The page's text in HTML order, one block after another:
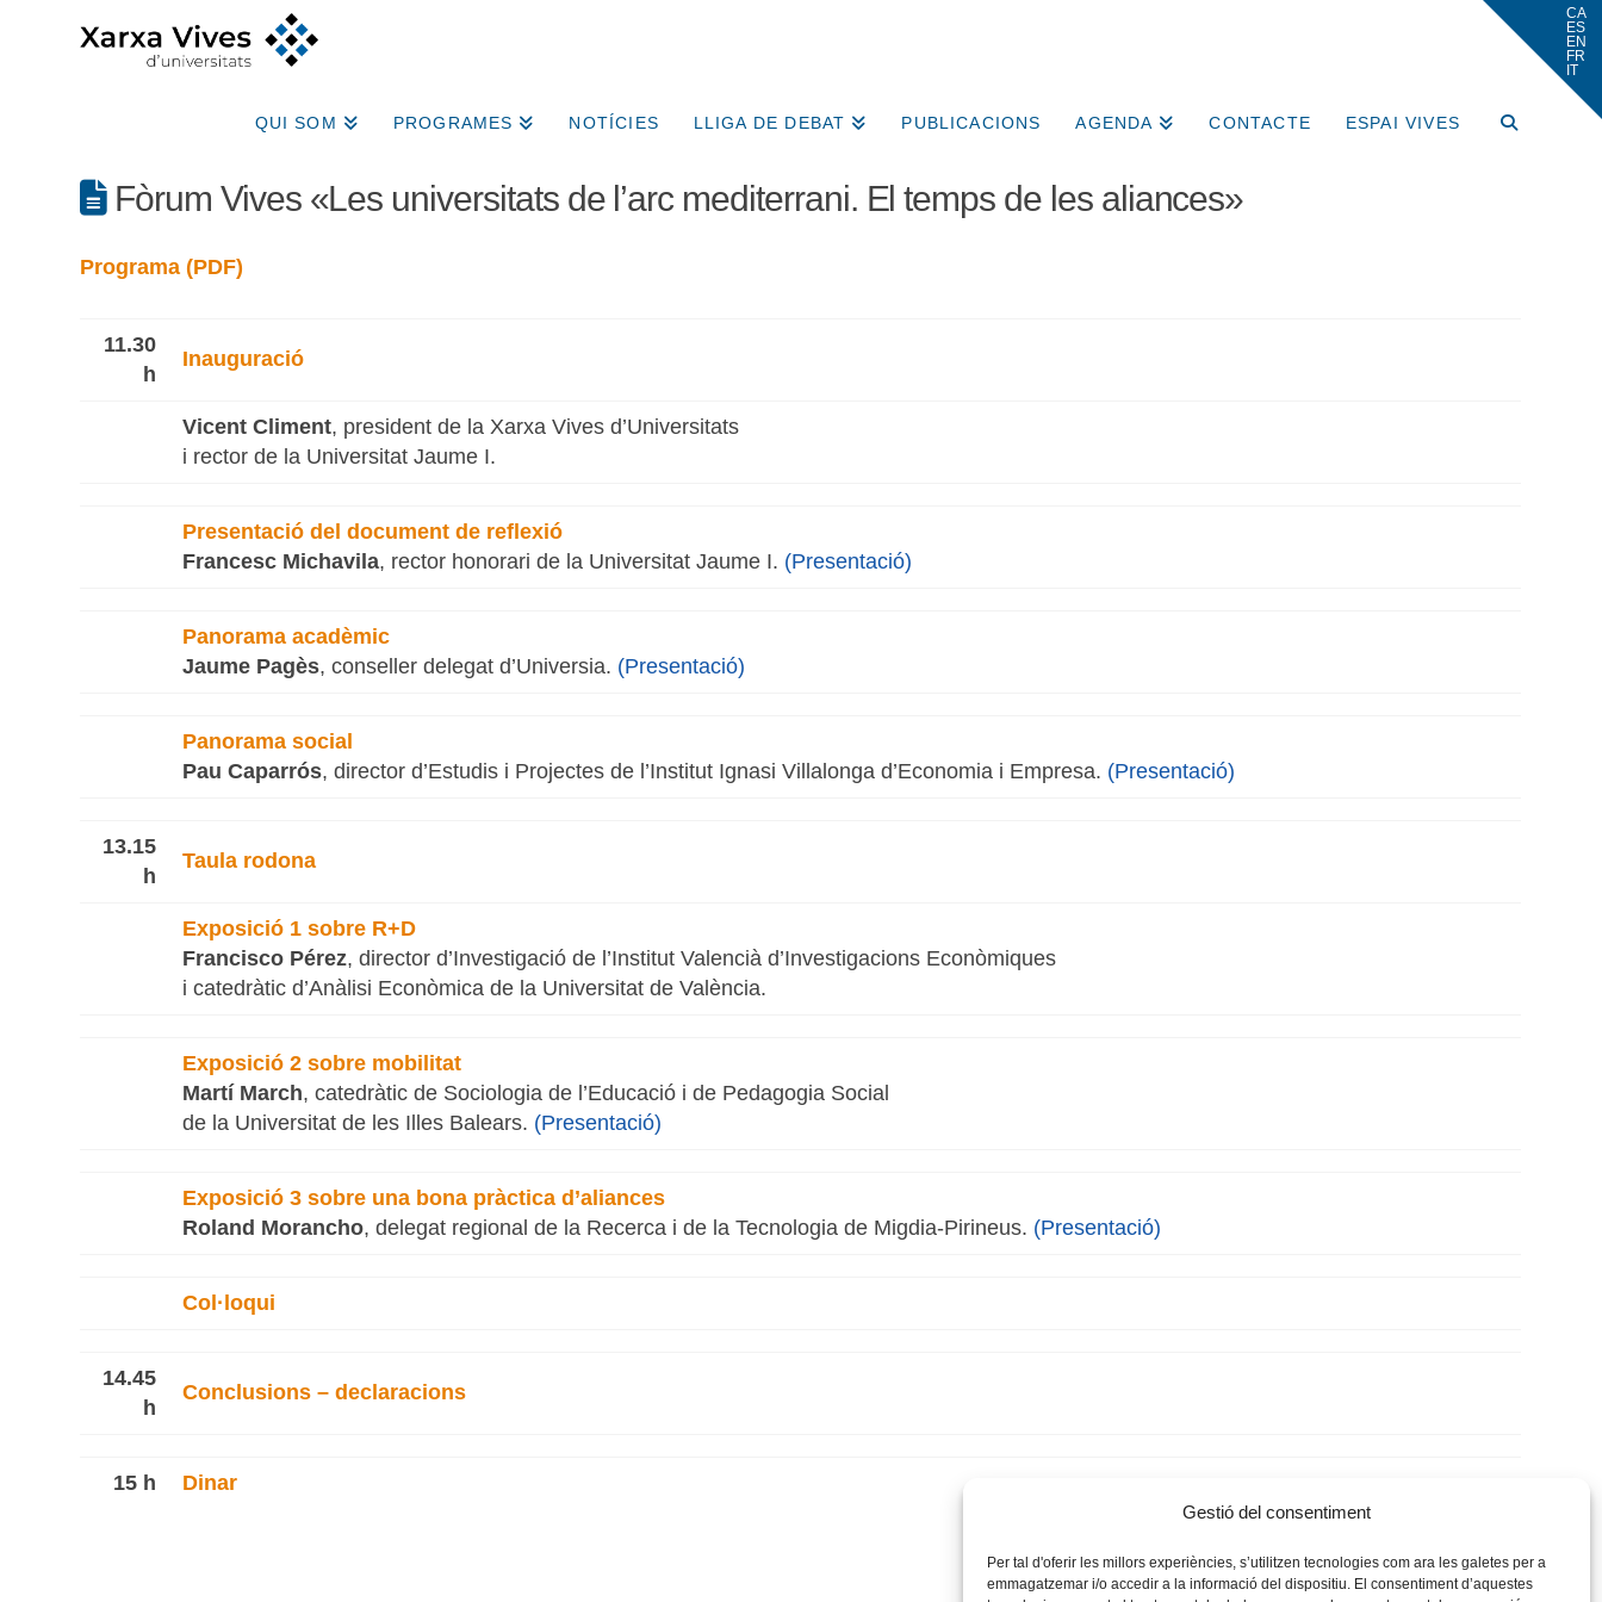
Gestió del consentiment
Per tal d'oferir les millors experiències, s’utilitzen tecnologies com ara les galetes per a
emmagatzemar i/o accedir a la informació del dispositiu. El consentiment d’aquestes
QUI SOM PROGRAMES NOTÍCIES LLIGA DE DEBAT PUBLICACIONS AGENDA CONTACTE ESPAI VIVES
Fòrum Vives «Les universitats de l’arc mediterrani. El temps de les aliances»
Programa (PDF)
11.30
h
Inauguració
Vicent Climent, president de la Xarxa Vives d’Universitats
i rector de la Universitat Jaume I.
Presentació del document de reflexió
Francesc Michavila, rector honorari de la Universitat Jaume I. (Presentació)
Panorama acadèmic
Jaume Pagès, conseller delegat d’Universia. (Presentació)
Panorama social
Pau Caparrós, director d’Estudis i Projectes de l’Institut Ignasi Villalonga d’Economia i Empresa. (Presentació)
13.15
h
Taula rodona
Exposició 1 sobre R+D
Francisco Pérez, director d’Investigació de l’Institut Valencià d’Investigacions Econòmiques
i catedràtic d’Anàlisi Econòmica de la Universitat de València.
Exposició 2 sobre mobilitat
Martí March, catedràtic de Sociologia de l’Educació i de Pedagogia Social
de la Universitat de les Illes Balears. (Presentació)
Exposició 3 sobre una bona pràctica d’aliances
Roland Morancho, delegat regional de la Recerca i de la Tecnologia de Migdia-Pirineus. (Presentació)
Col·loqui
14.45
h
Conclusions – declaracions
15 h Dinar